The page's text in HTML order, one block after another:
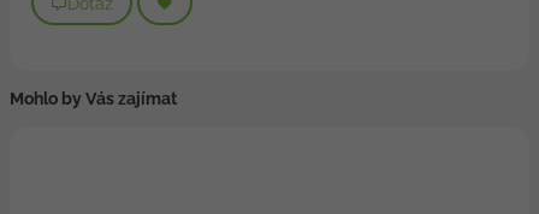
Mohlo by Vás zajímat